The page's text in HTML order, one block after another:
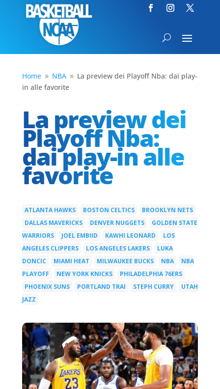
Home 9 NBA 9 La preview dei Playoff Nba: dai play-
in alle favorite
La preview dei
Playoff Nba:
dai play-in alle
favorite
ATLANTA HAWKS BOSTON CELTICS BROOKLYN NETS
DALLAS MAVERICKS DENVER NUGGETS
GOLDEN STATE
WARRIORS
JOEL EMBIID KAWHI LEONARD
LOS
ANGELES CLIPPERS
LOS ANGELES LAKERS
LUKA
DONCIC
MIAMI HEAT MILWAUKEE BUCKS NBA
NBA
PLAYOFF
NEW YORK KNICKS PHILADELPHIA 76ERS
PHOENIX SUNS PORTLAND TRAI STEPH CURRY
UTAH
JAZZ